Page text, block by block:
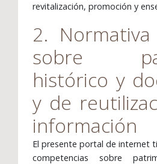
revitalización, promoción y
2. Normativa
sobre
histórico y
y de
información
El presente portal de internet
competencias sobre